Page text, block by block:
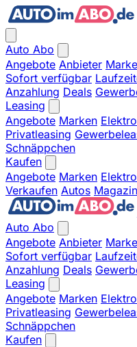
Auto Abo
Angebote Anbieter
Sofort verfügbar
Anzahlung Deals
Leasing
Angebote Marken
Privatleasing
Schnäppchen
Kaufen
Angebote Marken
Verkaufen Autos Magazin
Auto Abo
Angebote Anbieter
Sofort verfügbar
Anzahlung Deals
Leasing
Angebote Marken
Privatleasing
Schnäppchen
Kaufen